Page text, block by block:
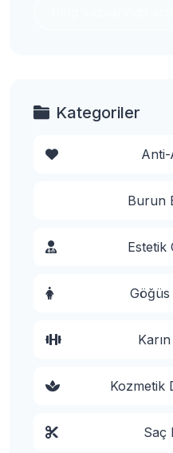
Kategoriler
Anti-
Burun
Estetik
Göğüs
Kozmetik
Saç